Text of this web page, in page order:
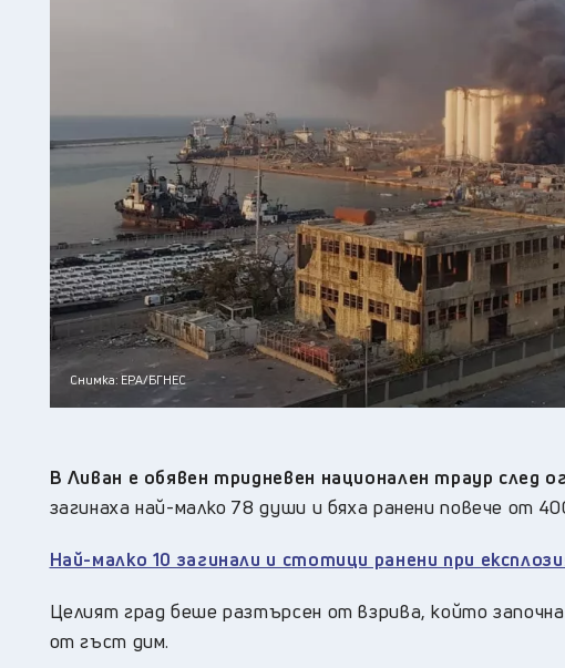
Русе
Снимка: EPA/БГНЕС
В Ливан е обявен тридневен национален траур след
загинаха най-малко 78 души и бяха ранени повече от
Най-малко 10 загинали и стотици ранени при
Целият град беше разтърсен от взрива, който
от гъст дим.